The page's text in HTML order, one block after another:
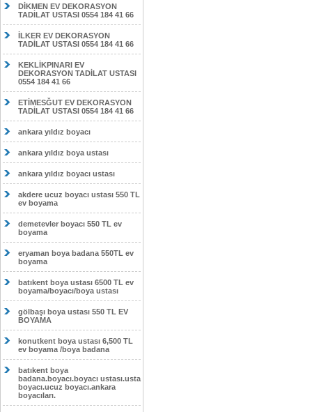
DİKMEN EV DEKORASYON
TADİLAT USTASI 0554 184 41 66
İLKER EV DEKORASYON
TADİLAT USTASI 0554 184 41 66
KEKLİKPINARI EV
DEKORASYON TADİLAT USTASI
0554 184 41 66
ETİMESĞUT EV DEKORASYON
TADİLAT USTASI 0554 184 41 66
ankara yıldız boyacı
ankara yıldız boya ustası
ankara yıldız boyacı ustası
akdere ucuz boyacı ustası 550 TL
ev boyama
demetevler boyacı 550 TL ev
boyama
eryaman boya badana 550TL ev
boyama
batıkent boya ustası 6500 TL ev
boyama/boyacı/boya ustası
gölbaşı boya ustası 550 TL EV
BOYAMA
konutkent boya ustası 6,500 TL
ev boyama /boya badana
batıkent boya
badana.boyacı.boyacı ustası.usta
boyacı.ucuz boyacı.ankara
boyacıları.